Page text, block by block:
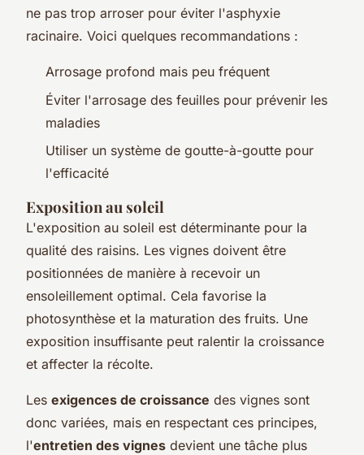
ne pas trop arroser pour éviter l'asphyxie
racinaire. Voici quelques recommandations :
Arrosage profond mais peu fréquent
Éviter l'arrosage des feuilles pour prévenir les
maladies
Utiliser un système de goutte-à-goutte pour
l'efficacité
Exposition au soleil
L'exposition au soleil est déterminante pour la
qualité des raisins. Les vignes doivent être
positionnées de manière à recevoir un
ensoleillement optimal. Cela favorise la
photosynthèse et la maturation des fruits. Une
exposition insuffisante peut ralentir la croissance
et affecter la récolte.
Les exigences de croissance des vignes sont
donc variées, mais en respectant ces principes,
l'entretien des vignes devient une tâche plus